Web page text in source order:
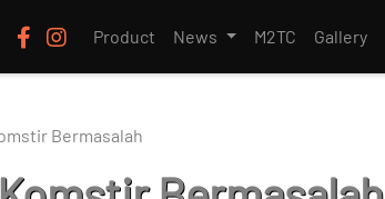
Product News M2TC Gallery
Bermasalah